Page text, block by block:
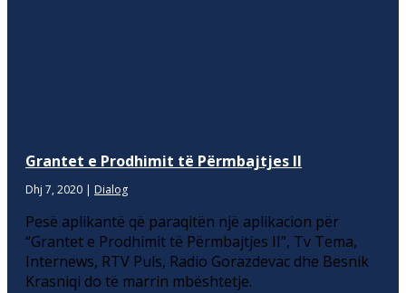
Grantet e Prodhimit të Përmbajtjes II
Dhj 7, 2020 | Dialog
Pesë aplikantë që paraqitën një aplikacion për
“Grantet e Prodhimit të Përmbajtjes II”, Tv Tema,
Internews, RTV Puls, Radio Gorazdevac dhe Besnik
Krasniqi do të marrin mbështetje.